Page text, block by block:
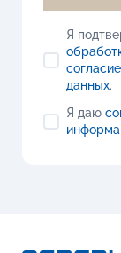
Я
данных.
Я даю